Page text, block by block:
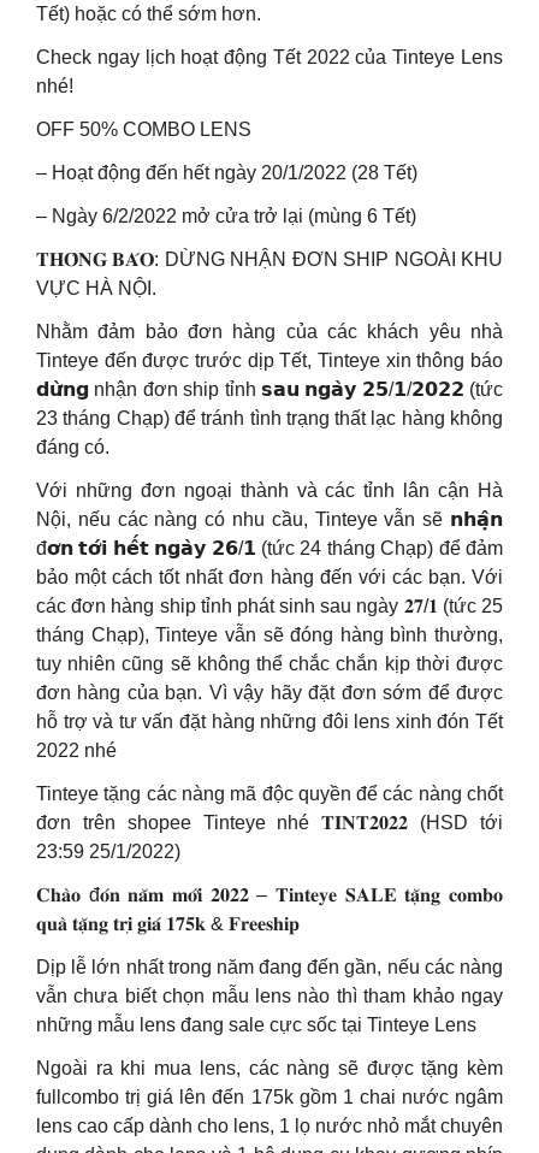
Tết) hoặc có thể sớm hơn.
Check ngay lịch hoạt động Tết 2022 của Tinteye Lens
nhé!
OFF 50% COMBO LENS
– Hoạt động đến hết ngày 20/1/2022 (28 Tết)
– Ngày 6/2/2022 mở cửa trở lại (mùng 6 Tết)
𝐓𝐇𝐎̂𝐍𝐆 𝐁𝐀́𝐎: DỪNG NHẬN ĐƠN SHIP NGOÀI KHU
VỰC HÀ NỘI.
Nhằm đảm bảo đơn hàng của các khách yêu nhà
Tinteye đến được trước dịp Tết, Tinteye xin thông báo
𝗱𝘂̛̀𝗻𝗴 nhận đơn ship tỉnh 𝘀𝗮𝘂 𝗻𝗴𝗮̀𝘆 𝟮𝟱/𝟭/𝟮𝟬𝟮𝟮 (tức
23 tháng Chạp) để tránh tình trạng thất lạc hàng không
đáng có.
Với những đơn ngoại thành và các tỉnh lân cận Hà
Nội, nếu các nàng có nhu cầu, Tinteye vẫn sẽ 𝗻𝗵𝗮̣̂𝗻
đ𝗼̛𝗻 𝘁𝗼̛́𝗶 𝗵𝗲̂́𝘁 𝗻𝗴𝗮̀𝘆 𝟮𝟲/𝟭 (tức 24 tháng Chạp) để đảm
bảo một cách tốt nhất đơn hàng đến với các bạn. Với
các đơn hàng ship tỉnh phát sinh sau ngày 𝟐𝟕/𝟏 (tức 25
tháng Chạp), Tinteye vẫn sẽ đóng hàng bình thường,
tuy nhiên cũng sẽ không thể chắc chắn kịp thời được
đơn hàng của bạn. Vì vậy hãy đặt đơn sớm để được
hỗ trợ và tư vấn đặt hàng những đôi lens xinh đón Tết
2022 nhé
Tinteye tặng các nàng mã độc quyền để các nàng chốt
đơn trên shopee Tinteye nhé 𝐓𝐈𝐍𝐓𝟐𝟎𝟐𝟐 (HSD tới
23:59 25/1/2022)
𝐂𝐡𝐚̀𝐨 đ𝐨́𝐧 𝐧𝐚̆𝐦 𝐦𝐨̛́𝐢 𝟐𝟎𝟐𝟐 – 𝐓𝐢𝐧𝐭𝐞𝐲𝐞 𝐒𝐀𝐋𝐄 𝐭𝐚̣̆𝐧𝐠 𝐜𝐨𝐦𝐛𝐨
𝐪𝐮𝐚̀ 𝐭𝐚̣̆𝐧𝐠 𝐭𝐫𝐢̣ 𝐠𝐢𝐚́ 𝟏𝟕𝟓𝐤 & 𝐅𝐫𝐞𝐞𝐬𝐡𝐢𝐩
Dịp lễ lớn nhất trong năm đang đến gần, nếu các nàng
vẫn chưa biết chọn mẫu lens nào thì tham khảo ngay
những mẫu lens đang sale cực sốc tại Tinteye Lens
Ngoài ra khi mua lens, các nàng sẽ được tặng kèm
fullcombo trị giá lên đến 175k gồm 1 chai nước ngâm
lens cao cấp dành cho lens, 1 lọ nước nhỏ mắt chuyên